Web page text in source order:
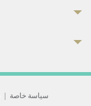
سياسة خاصة |